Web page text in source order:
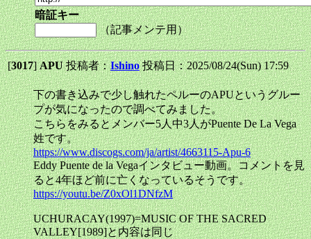
暗証キー
（記事メンテ用）
[3017]APU投稿者：Ishino 投稿日：2025/08/24(Sun) 17:59
下の書き込みで少し触れたペルーのAPUというグルー
プが気になったので調べてみました。
こちらをみるとメンバー5人中3人がPuente De La Vega
姓です。
https://www.discogs.com/ja/artist/4663115-Apu-6
Eddy Puente de la Vegaインタビュー動画。コメントを見
ると4年ほど前に亡くなっているそうです。
https://youtu.be/Z0xOl1DNfzM
UCHURACAY(1997)=MUSIC OF THE SACRED
VALLEY[1989]と内容は同じ